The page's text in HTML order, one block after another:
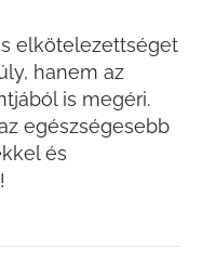
elkötelezettséget
hanem az
is megéri.
egészségesebb
és